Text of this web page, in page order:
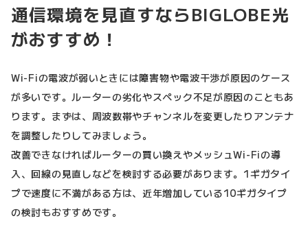
通信環境を見直すならBIGLOBE光
がおすすめ！
Wi-Fiの電波が弱いときには障害物や電波干渉が原因のケース
が多いです。ルーターの劣化やスペック不足が原因のこともあ
ります。まずは、周波数帯やチャンネルを変更したりアンテナ
を調整したりしてみましょう。
改善できなければルーターの買い換えやメッシュWi-Fiの導
入、回線の見直しなどを検討する必要があります。1ギガタイ
プで速度に不満がある方は、近年増加している10ギガタイプ
の検討もおすすめです。